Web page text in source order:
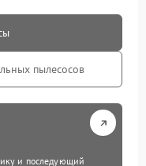
пылесосов
и последующий